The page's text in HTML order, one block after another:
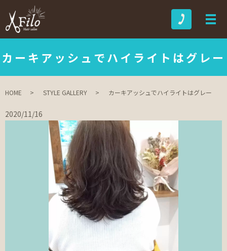
カーキアッシュでハイライトはグレー
HOME STYLE GALLERY カーキアッシュでハイライトはグレー
2020/11/16